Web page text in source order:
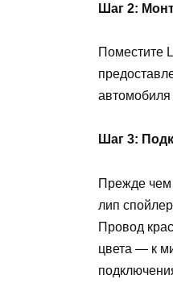
Шаг 2:
Поместите
автомобиля
Шаг 3:
Прежде чем
лип
Провод
цвета — к